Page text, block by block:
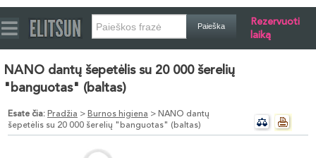
Rezervuoti
laiką
NANO dantų šepetėlis su 20 000 šerelių
"banguotas" (baltas)
Esate čia:Pradžia >Burnos higiena > NANO dantų
šepetėlis su 20 000 šerelių "banguotas" (baltas)